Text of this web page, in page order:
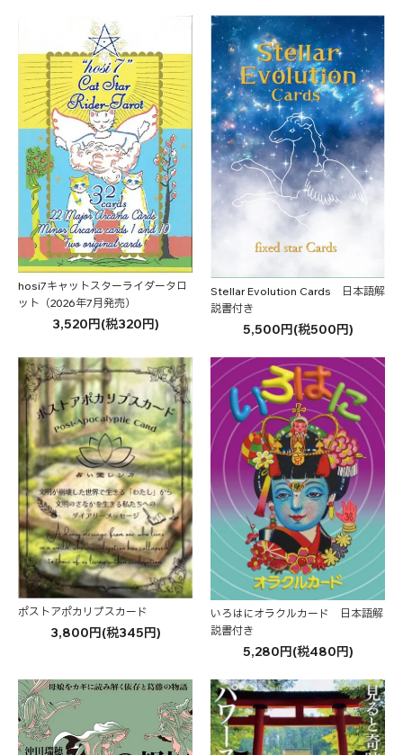
hosi7キャットスターライダータロ
ット（2026年7月発売）
3,520円(税320円)
Stellar Evolution Cards 日本語解
説書付き
5,500円(税500円)
ポストアポカリプスカード
3,800円(税345円)
いろはにオラクルカード 日本語解
説書付き
5,280円(税480円)